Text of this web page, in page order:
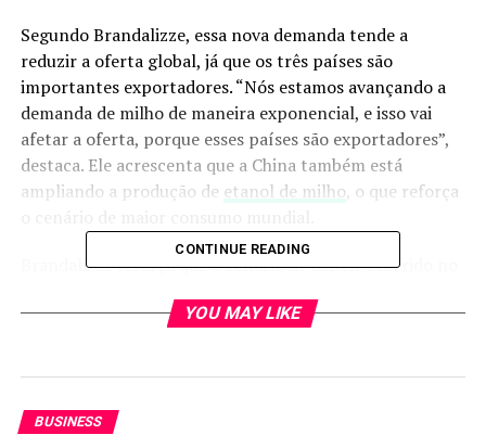
Segundo Brandalizze, essa nova demanda tende a
reduzir a oferta global, já que os três países são
importantes exportadores. “Nós estamos avançando a
demanda de milho de maneira exponencial, e isso vai
afetar a oferta, porque esses países são exportadores”,
destaca. Ele acrescenta que a China também está
ampliando a produção de etanol de milho, o que reforça
Brandalizze reforça que o cenário de déficit ocorrido no
déficit de cerca de 32 milhões de toneladas, consumidas
CONTINUE READING
YOU MAY LIKE
BUSINESS